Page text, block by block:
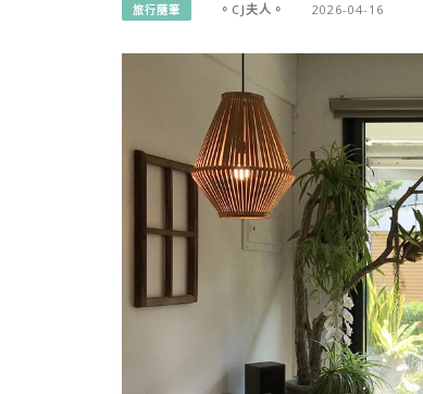
旅行隨筆 。CJ夫人。 2026-04-16